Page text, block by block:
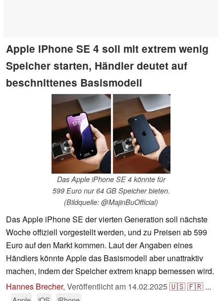
Apple iPhone SE 4 soll mit extrem wenig
Speicher starten, Händler deutet auf
beschnittenes Basismodell
Das Apple iPhone SE 4 könnte für
599 Euro nur 64 GB Speicher bieten.
(Bildquelle: @MajinBuOfficial)
Das Apple iPhone SE der vierten Generation soll nächste
Woche offiziell vorgestellt werden, und zu Preisen ab 599
Euro auf den Markt kommen. Laut der Angaben eines
Händlers könnte Apple das Basismodell aber unattraktiv
machen, indem der Speicher extrem knapp bemessen wird.
Hannes Brecher, Veröffentlicht am 14.02.2025🇺🇸🇫🇷 ...